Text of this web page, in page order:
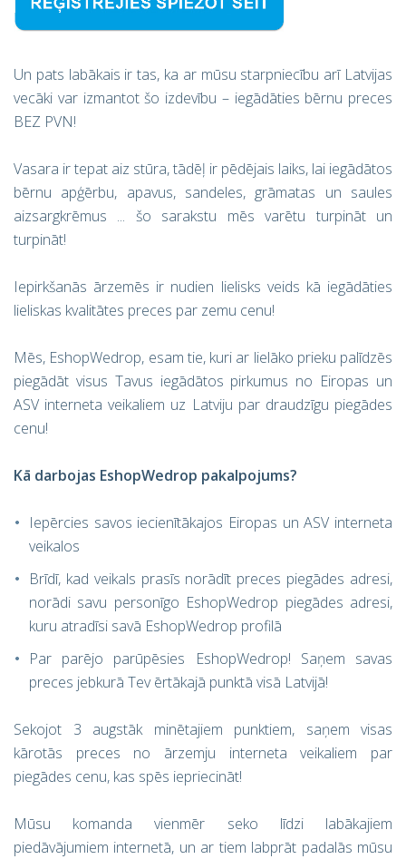
Un pats labākais ir tas, ka ar mūsu starpniecību arī Latvijas
vecāki var izmantot šo izdevību – iegādāties bērnu preces
BEZ PVN!
Vasara ir tepat aiz stūra, tādēļ ir pēdējais laiks, lai iegādātos
bērnu apģērbu, apavus, sandeles, grāmatas un saules
aizsargkrēmus ... šo sarakstu mēs varētu turpināt un
turpināt!
Iepirkšanās ārzemēs ir nudien lielisks veids kā iegādāties
lieliskas kvalitātes preces par zemu cenu!
Mēs, EshopWedrop, esam tie, kuri ar lielāko prieku palīdzēs
piegādāt visus Tavus iegādātos pirkumus no Eiropas un
ASV interneta veikaliem uz Latviju par draudzīgu piegādes
cenu!
Kā darbojas EshopWedrop pakalpojums?
Iepērcies savos iecienītākajos Eiropas un ASV interneta
veikalos
Brīdī, kad veikals prasīs norādīt preces piegādes adresi,
norādi savu personīgo EshopWedrop piegādes adresi,
kuru atradīsi savā EshopWedrop profilā
Par parējo parūpēsies EshopWedrop! Saņem savas
preces jebkurā Tev ērtākajā punktā visā Latvijā!
Sekojot 3 augstāk minētajiem punktiem, saņem visas
kārotās preces no ārzemju interneta veikaliem par
piegādes cenu, kas spēs iepriecināt!
Mūsu komanda vienmēr seko līdzi labākajiem
piedāvājumiem internetā, un ar tiem labprāt padalās mūsu